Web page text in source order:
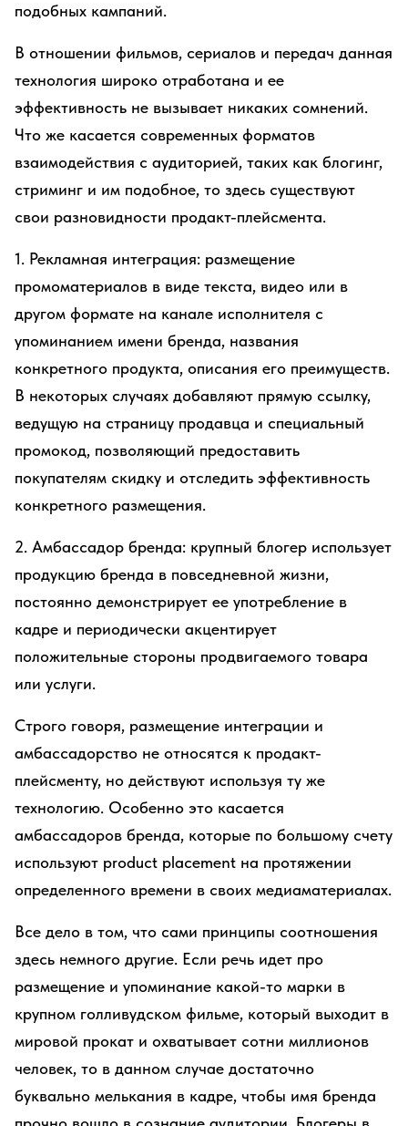
подобных кампаний.
В отношении фильмов, сериалов и передач данная
технология широко отработана и ее
эффективность не вызывает никаких сомнений.
Что же касается современных форматов
взаимодействия с аудиторией, таких как блогинг,
стриминг и им подобное, то здесь существуют
свои разновидности продакт-плейсмента.
1. Рекламная интеграция: размещение
промоматериалов в виде текста, видео или в
другом формате на канале исполнителя с
упоминанием имени бренда, названия
конкретного продукта, описания его преимуществ.
В некоторых случаях добавляют прямую ссылку,
ведущую на страницу продавца и специальный
промокод, позволяющий предоставить
покупателям скидку и отследить эффективность
конкретного размещения.
2. Амбассадор бренда: крупный блогер использует
продукцию бренда в повседневной жизни,
постоянно демонстрирует ее употребление в
кадре и периодически акцентирует
положительные стороны продвигаемого товара
или услуги.
Строго говоря, размещение интеграции и
амбассадорство не относятся к продакт-
плейсменту, но действуют используя ту же
технологию. Особенно это касается
амбассадоров бренда, которые по большому счету
используют product placement на протяжении
определенного времени в своих медиаматериалах.
Все дело в том, что сами принципы соотношения
здесь немного другие. Если речь идет про
размещение и упоминание какой-то марки в
крупном голливудском фильме, который выходит в
мировой прокат и охватывает сотни миллионов
человек, то в данном случае достаточно
буквально мелькания в кадре, чтобы имя бренда